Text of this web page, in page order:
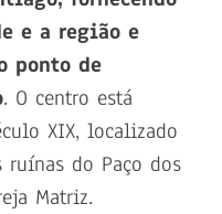
e a região e
ponto de
. O centro está
XIX, localizado
ruínas do Paço dos
Matriz.